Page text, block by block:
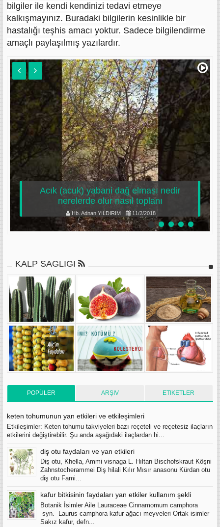
bilgiler ile kendi kendinizi tedavi etmeye
kalkışmayınız. Buradaki bilgilerin kesinlikle bir
hastalığı teşhis amacı yoktur. Sadece bilgilendirme
amaçlı paylaşılmış yazılardır.
Acık (acuk) yabani dağ elması nedir
nerelerde olur nasıl toplanı
Hb. Adnan YILDIRIM 11/2/2018
KALP SAGLIGI
POPÜLER ARŞIV ETIKETLER
keten tohumunun yan etkileri ve etkileşimleri
Etkileşimler: Keten tohumu takviyeleri bazı reçeteli ve reçetesiz ilaçların
etkilerini değiştirebilir. Şu anda aşağıdaki ilaçlardan hi...
diş otu faydaları ve yan etkileri
Diş otu, Khella, Ammi visnaga L. Hıltan Bischofskraut Köşni
Zahnstocherammei Diş hilali Kılır Mısır anasonu Kürdan otu
diş otu Fami...
kafur bitkisinin faydaları yan etkiler kullanım şekli
Botanik İsimler Aile Lauraceae Cinnamomum camphora
syn. Laurus camphora kafur ağacı meyveleri Ortak isimler
Sakız kafur, defn...